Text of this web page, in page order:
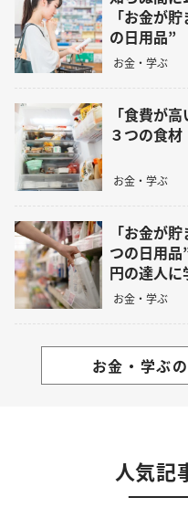
「お金が
の日用品”
お金・学ぶ
「食費が
３つの食材
お金・学ぶ
「お金が
つの日用
円の達人に
お金・学ぶ
お金・学ぶ
人気記